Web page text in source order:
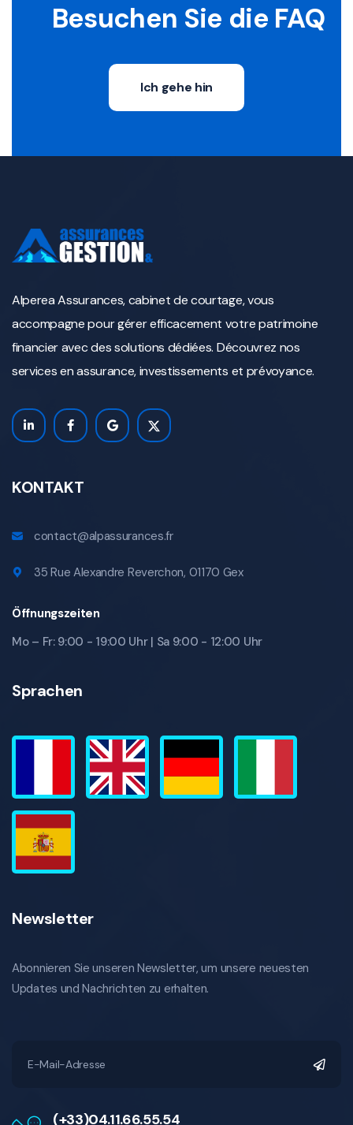
Besuchen Sie die FAQ
Ich gehe hin
Alperea Assurances, cabinet de courtage, vous
accompagne pour gérer efficacement votre patrimoine
financier avec des solutions dédiées. Découvrez nos
services en assurance, investissements et prévoyance.
KONTAKT
contact@alpassurances.fr
35 Rue Alexandre Reverchon, 01170 Gex
Öffnungszeiten
Mo – Fr: 9:00 - 19:00 Uhr | Sa 9:00 - 12:00 Uhr
Sprachen
Newsletter
Abonnieren Sie unseren Newsletter, um unsere neuesten
Updates und Nachrichten zu erhalten.
(+33)04.11.66.55.54